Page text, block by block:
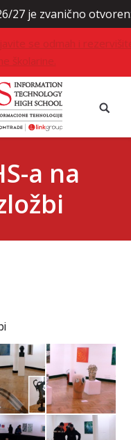
zvanično otvoren:
se odmah i
školarine.
a na